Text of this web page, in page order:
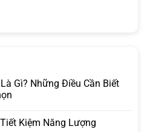
Gì? Những Điều Cần Biết
Kiệm Năng Lượng